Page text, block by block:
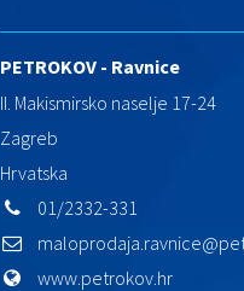
PETROKOV - Ravnice
II. Makismirsko naselje 17-24
Zagreb
Hrvatska
01/2332-331
www.petrokov.hr